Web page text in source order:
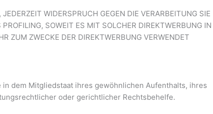
WIDERSPRUCH GEGEN DIE VERARBEITUNG SIE
SOWEIT ES MIT SOLCHER DIREKTWERBUNG IN
ZUM ZWECKE DER DIREKTWERBUNG VERWENDET
dem Mitgliedstaat ihres gewöhnlichen Aufenthalts, ihres
oder gerichtlicher Rechtsbehelfe.